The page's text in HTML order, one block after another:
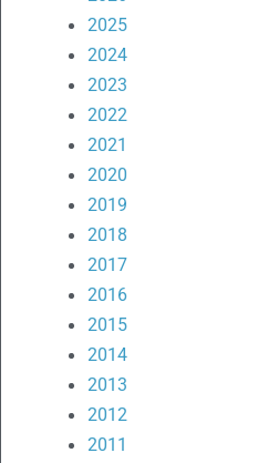
2025
2024
2023
2022
2021
2020
2019
2018
2017
2016
2015
2014
2013
2012
2011